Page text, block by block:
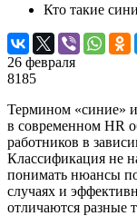
Кто такие
26 февраля
8185
Термином «синие»
в современном HR
работников в
Классификация не
понимать нюансы
случаях и
отличаются разные